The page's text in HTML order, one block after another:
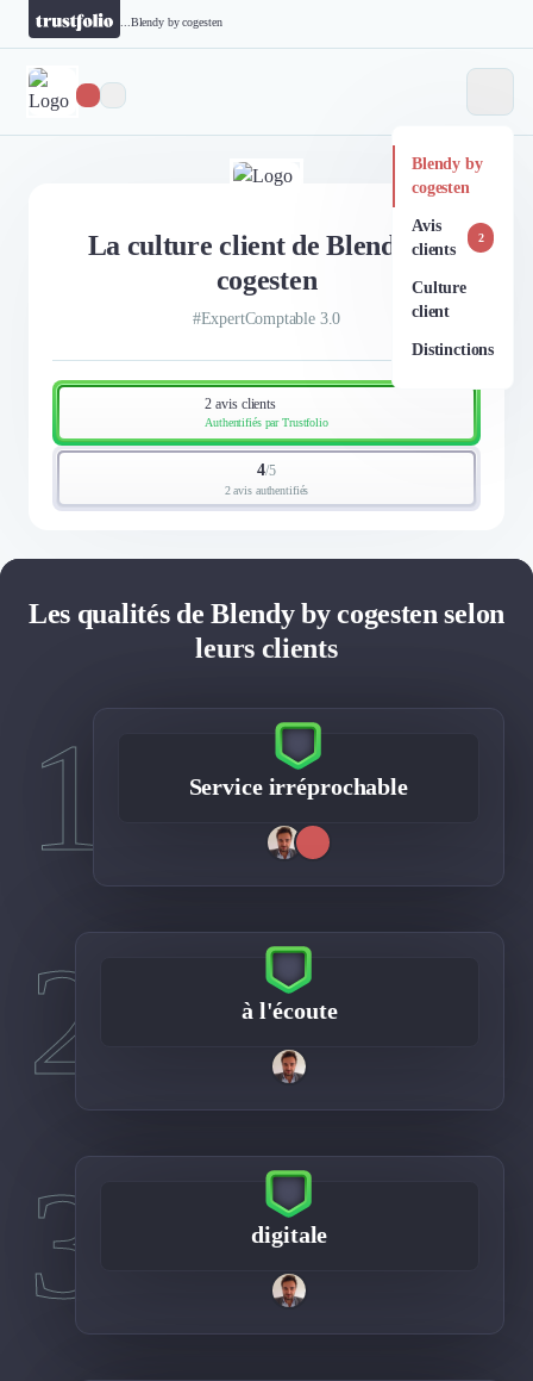
Blendy by cogesten
Blendy by
cogesten
Avis
clients
2
Culture
client
Distinctions
La culture client de Blendy by
cogesten
#ExpertComptable 3.0
2 avis clients
Authentifiés par Trustfolio
4/5
2 avis authentifiés
Les qualités de Blendy by cogesten selon
leurs clients
1 Service irréprochable
2 à l'écoute
3 digitale